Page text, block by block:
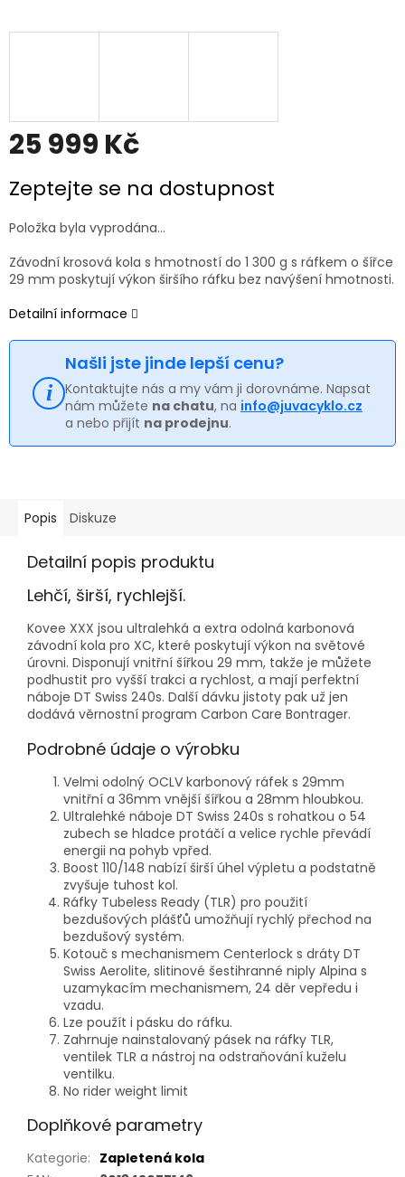
25 999 Kč
cena:
Zeptejte se na dostupnost
Položka byla vyprodána…
Závodní krosová kola s hmotností do 1 300 g s ráfkem o šířce
29 mm poskytují výkon širšího ráfku bez navýšení hmotnosti.
Detailní informace
Našli jste jinde lepší cenu?
Kontaktujte nás a my vám ji dorovnáme. Napsat
nám můžete na chatu, na info@juvacyklo.cz
a nebo přijít na prodejnu.
Popis Diskuze
Detailní popis produktu
Lehčí, širší, rychlejší.
Kovee XXX jsou ultralehká a extra odolná karbonová
závodní kola pro XC, které poskytují výkon na světové
úrovni. Disponují vnitřní šířkou 29 mm, takže je můžete
podhustit pro vyšší trakci a rychlost, a mají perfektní
náboje DT Swiss 240s. Další dávku jistoty pak už jen
dodává věrnostní program Carbon Care Bontrager.
Podrobné údaje o výrobku
Velmi odolný OCLV karbonový ráfek s 29mm
vnitřní a 36mm vnější šířkou a 28mm hloubkou.
Ultralehké náboje DT Swiss 240s s rohatkou o 54
zubech se hladce protáčí a velice rychle převádí
energii na pohyb vpřed.
Boost 110/148 nabízí širší úhel výpletu a podstatně
zvyšuje tuhost kol.
Ráfky Tubeless Ready (TLR) pro použití
bezdušových plášťů umožňují rychlý přechod na
bezdušový systém.
Kotouč s mechanismem Centerlock s dráty DT
Swiss Aerolite, slitinové šestihranné niply Alpina s
uzamykacím mechanismem, 24 děr vepředu i
vzadu.
Lze použít i pásku do ráfku.
Zahrnuje nainstalovaný pásek na ráfky TLR,
ventilek TLR a nástroj na odstraňování kuželu
ventilku.
No rider weight limit
Doplňkové parametry
Kategorie: Zapletená kola